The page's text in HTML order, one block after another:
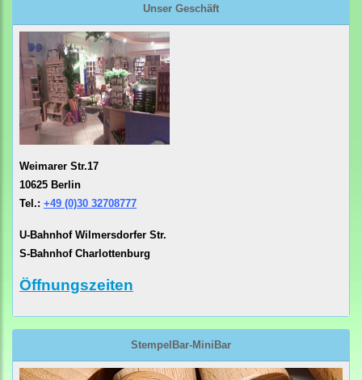
Unser Geschäft
Weimarer Str.17
10625 Berlin
Tel.: +49 (0)30 32708777
U-Bahnhof Wilmersdorfer Str.
S-Bahnhof Charlottenburg
Öffnungszeiten
StempelBar-MiniBar